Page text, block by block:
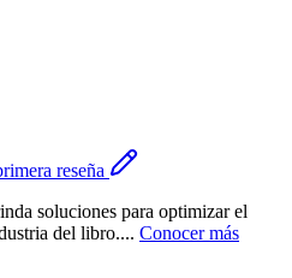
reseña
soluciones para optimizar el
del libro.... Conocer más